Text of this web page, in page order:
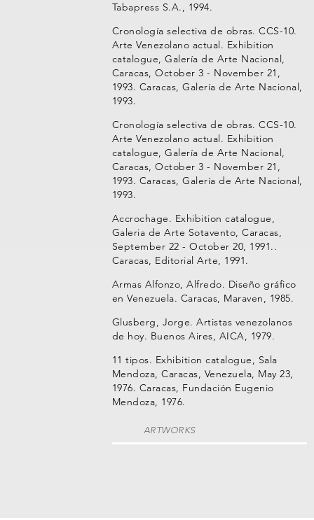
Tabapress S.A., 1994.
Cronología selectiva de obras. CCS-10.
Arte Venezolano actual. Exhibition
catalogue, Galería de Arte Nacional,
Caracas, October 3 - November 21,
1993. Caracas, Galería de Arte Nacional,
1993.
Cronología selectiva de obras. CCS-10.
Arte Venezolano actual. Exhibition
catalogue, Galería de Arte Nacional,
Caracas, October 3 - November 21,
1993. Caracas, Galería de Arte Nacional,
1993.
Accrochage. Exhibition catalogue,
Galeria de Arte Sotavento, Caracas,
September 22 - October 20, 1991..
Caracas, Editorial Arte, 1991.
Armas Alfonzo, Alfredo. Diseño gráfico
en Venezuela. Caracas, Maraven, 1985.
Glusberg, Jorge. Artistas venezolanos
de hoy. Buenos Aires, AICA, 1979.
11 tipos. Exhibition catalogue, Sala
Mendoza, Caracas, Venezuela, May 23,
1976. Caracas, Fundación Eugenio
Mendoza, 1976.
ARTWORKS